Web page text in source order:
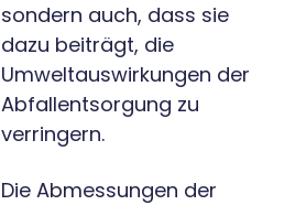
sondern auch, dass sie
dazu beiträgt, die
Umweltauswirkungen der
Abfallentsorgung zu
verringern.
Die Abmessungen der